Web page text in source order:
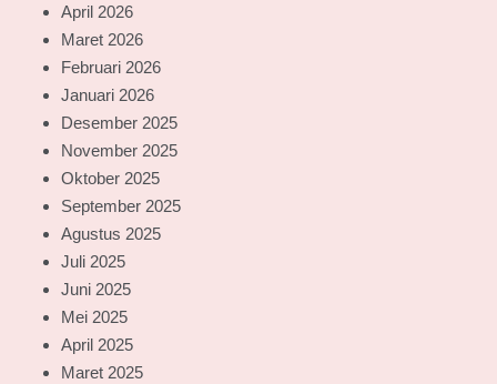
April 2026
Maret 2026
Februari 2026
Januari 2026
Desember 2025
November 2025
Oktober 2025
September 2025
Agustus 2025
Juli 2025
Juni 2025
Mei 2025
April 2025
Maret 2025